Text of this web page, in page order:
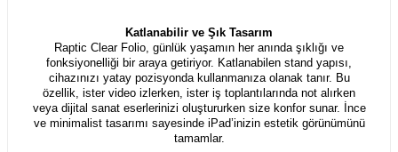
Katlanabilir ve Şık Tasarım
Raptic Clear Folio, günlük yaşamın her anında şıklığı ve
fonksiyonelliği bir araya getiriyor. Katlanabilen stand yapısı,
cihazınızı yatay pozisyonda kullanmanıza olanak tanır. Bu
özellik, ister video izlerken, ister iş toplantılarında not alırken
veya dijital sanat eserlerinizi oluştururken size konfor sunar. İnce
ve minimalist tasarımı sayesinde iPad’inizin estetik görünümünü
tamamlar.